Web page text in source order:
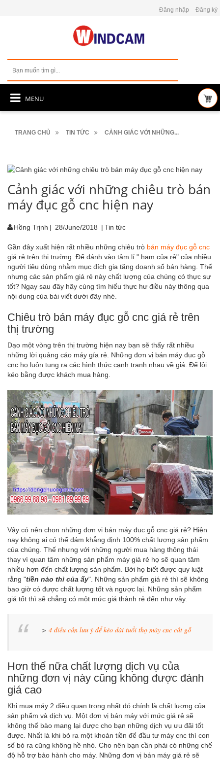
Đăng nhập Đăng ký
MENU
TRANG CHỦ TIN TỨC CẢNH GIÁC VỚI NHỮNG...
Cảnh giác với những chiêu trò bán
máy đục gỗ cnc hiện nay
Hồng Trịnh | 28/June/2018 | Tin tức
Gần đây xuất hiện rất nhiều những chiêu trò bán máy đục gỗ cnc
giá rẻ trên thị trường. Để đánh vào tâm lí " ham của rẻ" của nhiều
người tiêu dùng nhằm mục đích gia tăng doanh số bán hàng. Thế
nhưng các sản phẩm giá rẻ này chất lượng của chúng có thực sự
tốt? Ngay sau đây hãy cùng tìm hiểu thực hư điều này thông qua
nội dung của bài viết dưới đây nhé.
Chiêu trò bán máy đục gỗ cnc giá rẻ trên
thị trường
Dạo một vòng trên thị trường hiện nay bạn sẽ thấy rất nhiều
những lời quảng cáo máy gía rẻ. Những đơn vị bán máy đục gỗ
cnc họ luôn tung ra các hình thức cạnh tranh nhau về giá. Để lôi
kéo bằng được khách mua hàng.
Vậy có nên chọn những đơn vị bán máy đục gỗ cnc giá rẻ? Hiện
nay không ai có thể dám khẳng định 100% chất lượng sản phẩm
của chúng. Thế nhưng với những người mua hàng thông thái
thay vì quan tâm những sản phẩm máy giá rẻ họ sẽ quan tâm
nhiều hơn đến chất lượng sản phẩm. Bởi họ biết được quy luật
rằng "tiền nào thì của ấy". Những sản phẩm giá rẻ thì sẽ không
bao giờ có được chất lượng tốt và ngược lại. Những sản phẩm
giá tốt thì sẽ chẳng có một mức giá thành rẻ đến như vậy.
> 4 điều cần lưu ý để kéo dài tuổi thọ máy cnc cắt gỗ
Hơn thế nữa chất lượng dịch vụ của
những đơn vị này cũng không được đánh
giá cao
Khi mua máy 2 điều quan trọng nhất đó chính là chất lượng của
sản phẩm và dịch vụ. Một đơn vị bán máy với mức giá rẻ sẽ
không thể bào mang lại được cho bạn những dịch vụ ưu đãi tốt
được. Nhất là khi bỏ ra một khoản tiền để đầu tư máy cnc thì con
số bỏ ra cũng không hề nhỏ. Cho nên bạn cần phải có những chế
độ hỗ trợ bảo hành cho máy. Những đơn vị bán máy giá rẻ sẽ